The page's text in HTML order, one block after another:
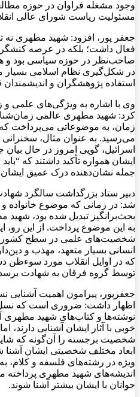
وجود مشغله فراوان در حوزه
مسئولیت ریاست شورای عالی
جعفر پور، افزود: شهید مطهری نه
فعال داشت؛ بلکه در عرصه
صاحب‌نظر در حوزه سیاسی بود و
در شکل‌گیری نظام اسلامی بسیار
استفاده پژوهشگران و
وی با اشاره به ویژگی‌های علمی
کرد: شهید مطهری عالمی
زمان، به موضوعاتی می‌پرداخت
اسرائیل، گویی امروز در حال
ایشان همواره تأکید داشتند که
جمله نشان‌دهنده درک عمیق
دبیر ستاد بزرگداشت سالگرد
شد: در زمانی که موضوع خانواده
بحث‌برانگیز تبدیل شده بود،
به این موضوع پرداخت. از این رو،
شخصیت‌های علمی در سطح کشور
انسانی بسیار متعهد، مهذب و
که در اوایل انقلاب مورد سوءظن
توسط گروه فرقان به شهادت
جعفرپور، پیرامون اهمیت آشنایی
اظهار داشت: ضروری است که
نوشته‌ها و کتاب‌های شهید مطهری
خوبی با آثار ایشان آشنایی
شخصیت برجسته را آن‌گونه که
ابعاد مختلف شخصیتی ایشان آشنا
ویژه در رشته‌های فلسفه و کلام،
اندیشه‌های شهید مطهری
جوانان با ایشان بیشتر آشنا شوند.